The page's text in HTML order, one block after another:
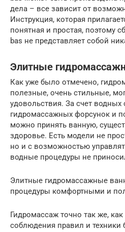
дела – все зависит от
Инструкция, которая
понятная и простая, поэтому
bas не представляет собой
Элитные
Как уже было отмечено,
полезные, очень стильные,
удовольствия. За счет водных
гидромассажных форсунок и
можно принять ванную,
здоровье. Есть модели не
но и с возможностью
водные процедуры не
Элитные гидромассажные
процедуры комфортными и
Гидромассаж точно так же,
соблюдения правил и техники